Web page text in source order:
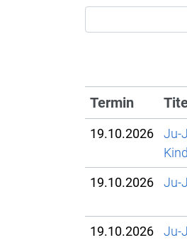
Termin
19.10.2026
Ju-
19.10.2026
Ju-
19.10.2026
Ju-